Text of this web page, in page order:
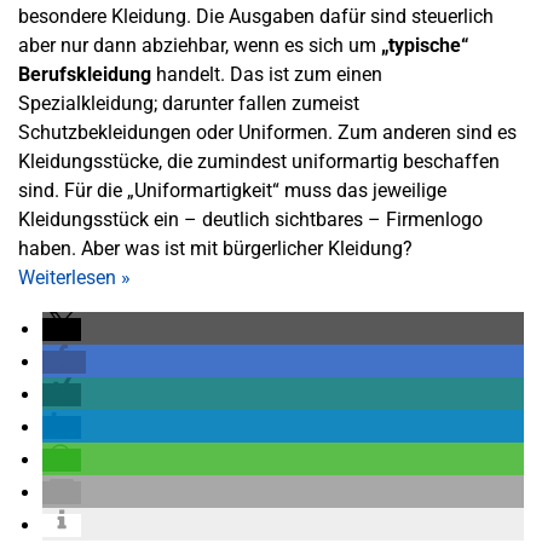
besondere Kleidung. Die Ausgaben dafür sind steuerlich
aber nur dann abziehbar, wenn es sich um „typische“
Berufskleidung handelt. Das ist zum einen
Spezialkleidung; darunter fallen zumeist
Schutzbekleidungen oder Uniformen. Zum anderen sind es
Kleidungsstücke, die zumindest uniformartig beschaffen
sind. Für die „Uniformartigkeit“ muss das jeweilige
Kleidungsstück ein – deutlich sichtbares – Firmenlogo
haben. Aber was ist mit bürgerlicher Kleidung?
Weiterlesen »